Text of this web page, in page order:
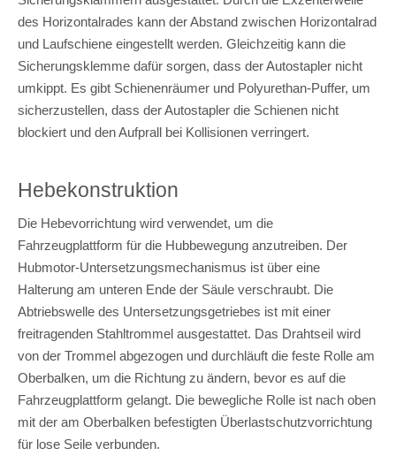
des Horizontalrades kann der Abstand zwischen Horizontalrad
und Laufschiene eingestellt werden. Gleichzeitig kann die
Sicherungsklemme dafür sorgen, dass der Autostapler nicht
umkippt. Es gibt Schienenräumer und Polyurethan-Puffer, um
sicherzustellen, dass der Autostapler die Schienen nicht
blockiert und den Aufprall bei Kollisionen verringert.
Hebekonstruktion
Die Hebevorrichtung wird verwendet, um die
Fahrzeugplattform für die Hubbewegung anzutreiben. Der
Hubmotor-Untersetzungsmechanismus ist über eine
Halterung am unteren Ende der Säule verschraubt. Die
Abtriebswelle des Untersetzungsgetriebes ist mit einer
freitragenden Stahltrommel ausgestattet. Das Drahtseil wird
von der Trommel abgezogen und durchläuft die feste Rolle am
Oberbalken, um die Richtung zu ändern, bevor es auf die
Fahrzeugplattform gelangt. Die bewegliche Rolle ist nach oben
mit der am Oberbalken befestigten Überlastschutzvorrichtung
für lose Seile verbunden.